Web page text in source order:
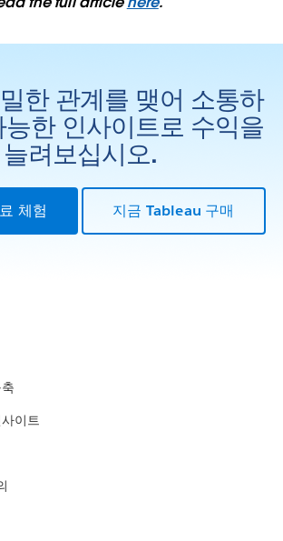
한 관계를 맺어 소통하
한 인사이트로 수익을
늘려보십시오.
체험 지금 Tableau 구매
이트